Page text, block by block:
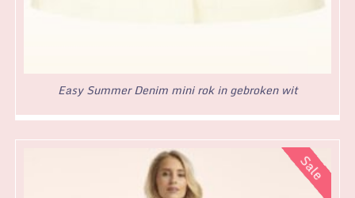
Easy Summer Denim mini rok in gebroken wit